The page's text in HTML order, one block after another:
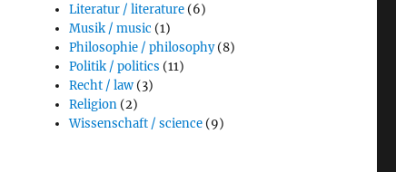
Literatur / literature (6)
Musik / music (1)
Philosophie / philosophy(8)
Politik / politics (11)
Recht / law (3)
Religion (2)
Wissenschaft / science (9)